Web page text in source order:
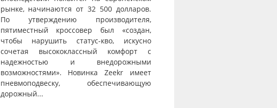
рынке, начинаются от 32 500 долларов.
По утверждению производителя,
пятиместный кроссовер был «создан,
чтобы нарушить статус-кво, искусно
сочетая высококлассный комфорт с
надежностью и внедорожными
возможностями». Новинка Zeekr имеет
пневмоподвеску, обеспечивающую
дорожный...